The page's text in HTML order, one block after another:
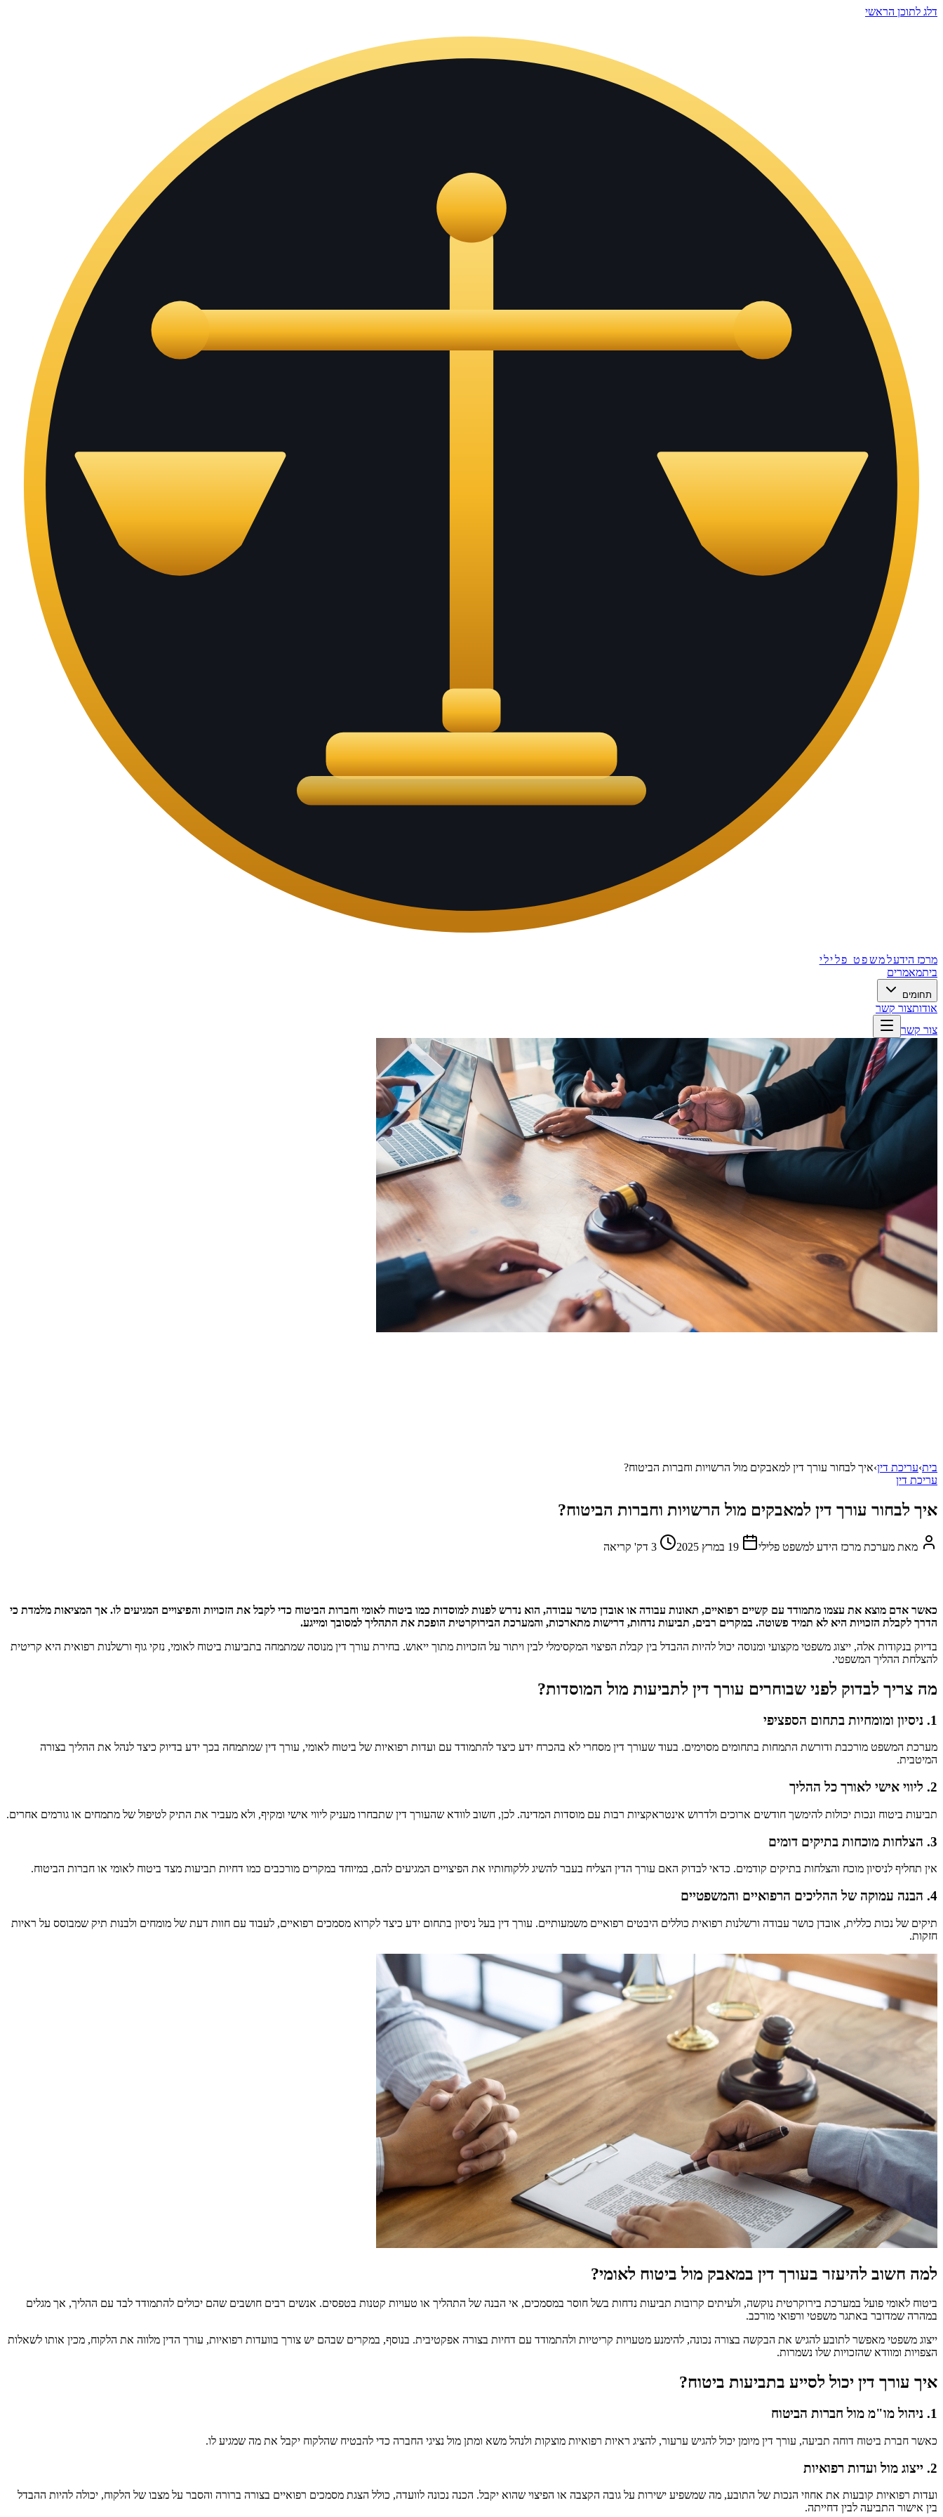
דלג לתוכן הראשי
מרכז הידעלמשפט פלילי
ביתמאמרים
תחומים
אודותצור קשר
צור קשר
בית›עריכת דין›איך לבחור עורך דין למאבקים מול הרשויות וחברות הביטוח?
עריכת דין
איך לבחור עורך דין למאבקים מול הרשויות וחברות הביטוח?
מאת מערכת מרכז הידע למשפט פלילי 19 במרץ 2025 3 דק' קריאה
כאשר אדם מוצא את עצמו מתמודד עם קשיים רפואיים, תאונות עבודה או אובדן כושר עבודה, הוא נדרש לפנות למוסדות כמו ביטוח לאומי וחברות הביטוח כדי לקבל את הזכויות והפיצויים המגיעים לו. אך המציאות מלמדת כי
הדרך לקבלת הזכויות היא לא תמיד פשוטה. במקרים רבים, תביעות נדחות, דרישות מתארכות, והמערכת הבירוקרטית הופכת את התהליך למסובך ומייגע.
בדיוק בנקודות אלה, ייצוג משפטי מקצועי ומנוסה יכול להיות ההבדל בין קבלת הפיצוי המקסימלי לבין ויתור על הזכויות מתוך ייאוש. בחירת עורך דין מנוסה שמתמחה בתביעות ביטוח לאומי, נזקי גוף ורשלנות רפואית היא קריטית
להצלחת ההליך המשפטי.
מה צריך לבדוק לפני שבוחרים עורך דין לתביעות מול המוסדות?
1. ניסיון ומומחיות בתחום הספציפי
מערכת המשפט מורכבת ודורשת התמחות בתחומים מסוימים. בעוד שעורך דין מסחרי לא בהכרח ידע כיצד להתמודד עם ועדות רפואיות של ביטוח לאומי, עורך דין שמתמחה בכך ידע בדיוק כיצד לנהל את ההליך בצורה
המיטבית.
2. ליווי אישי לאורך כל ההליך
תביעות ביטוח ונכות יכולות להימשך חודשים ארוכים ולדרוש אינטראקציות רבות עם מוסדות המדינה. לכן, חשוב לוודא שהעורך דין שתבחרו מעניק ליווי אישי ומקיף, ולא מעביר את התיק לטיפול של מתמחים או גורמים אחרים.
3. הצלחות מוכחות בתיקים דומים
אין תחליף לניסיון מוכח והצלחות בתיקים קודמים. כדאי לבדוק האם עורך הדין הצליח בעבר להשיג ללקוחותיו את הפיצויים המגיעים להם, במיוחד במקרים מורכבים כמו דחיות תביעות מצד ביטוח לאומי או חברות הביטוח.
4. הבנה עמוקה של ההליכים הרפואיים והמשפטיים
תיקים של נכות כללית, אובדן כושר עבודה ורשלנות רפואית כוללים היבטים רפואיים משמעותיים. עורך דין בעל ניסיון בתחום ידע כיצד לקרוא מסמכים רפואיים, לעבוד עם חוות דעת של מומחים ולבנות תיק שמבוסס על ראיות
חזקות.
למה חשוב להיעזר בעורך דין במאבק מול ביטוח לאומי?
ביטוח לאומי פועל במערכת בירוקרטית נוקשה, ולעיתים קרובות תביעות נדחות בשל חוסר במסמכים, אי הבנה של התהליך או טעויות קטנות בטפסים. אנשים רבים חושבים שהם יכולים להתמודד לבד עם ההליך, אך מגלים
במהרה שמדובר באתגר משפטי ורפואי מורכב.
ייצוג משפטי מאפשר לתובע להגיש את הבקשה בצורה נכונה, להימנע מטעויות קריטיות ולהתמודד עם דחיות בצורה אפקטיבית. בנוסף, במקרים שבהם יש צורך בוועדות רפואיות, עורך הדין מלווה את הלקוח, מכין אותו לשאלות
הצפויות ומוודא שהזכויות שלו נשמרות.
איך עורך דין יכול לסייע בתביעות ביטוח?
1. ניהול מו"מ מול חברות הביטוח
כאשר חברת ביטוח דוחה תביעה, עורך דין מיומן יכול להגיש ערעור, להציג ראיות רפואיות מוצקות ולנהל משא ומתן מול נציגי החברה כדי להבטיח שהלקוח יקבל את מה שמגיע לו.
2. ייצוג מול ועדות רפואיות
ועדות רפואיות קובעות את אחוזי הנכות של התובע, מה שמשפיע ישירות על גובה הקצבה או הפיצוי שהוא יקבל. הכנה נכונה לוועדה, כולל הצגת מסמכים רפואיים בצורה ברורה והסבר על מצבו של הלקוח, יכולה להיות ההבדל
בין אישור התביעה לבין דחייתה.